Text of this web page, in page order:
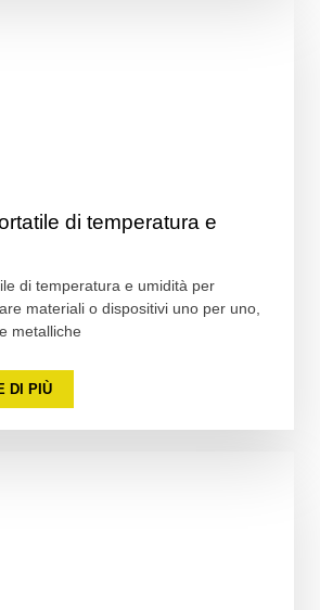
di temperatura e
di temperatura e umidità per
materiali o dispositivi uno per uno,
metalliche
DI PIÙ